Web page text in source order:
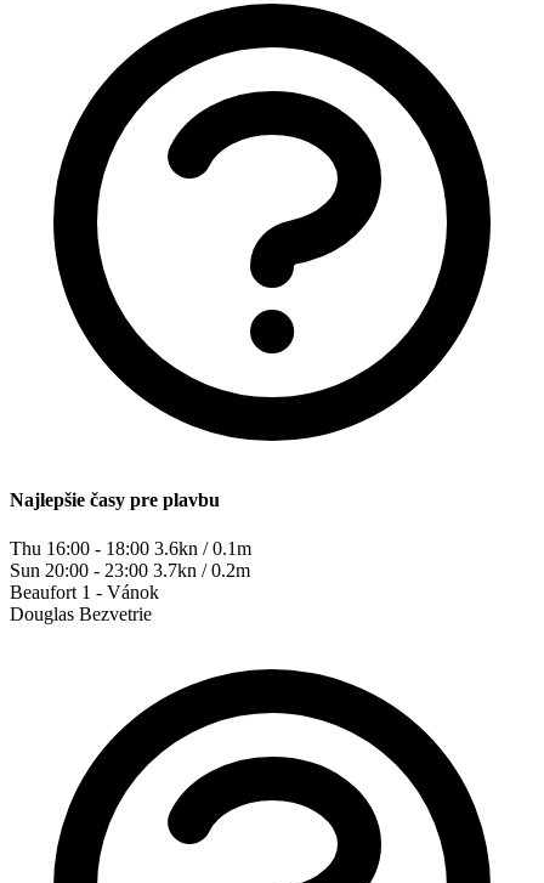
Najlepšie časy pre plavbu
Thu 16:00 - 18:00 3.6kn / 0.1m
Sun 20:00 - 23:00 3.7kn / 0.2m
Beaufort 1 - Vánok
Douglas Bezvetrie